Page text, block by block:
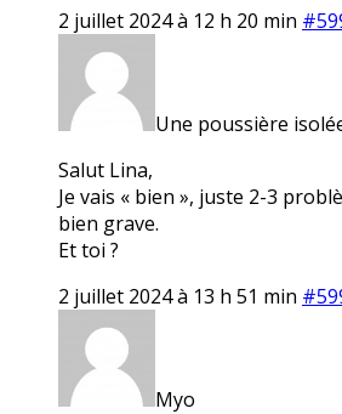
2 juillet 2024 à 12 h 20 min
Une poussière
Salut Lina,
Je vais « bien », juste 2-3
bien grave.
Et toi ?
2 juillet 2024 à 13 h 51 min
Myo